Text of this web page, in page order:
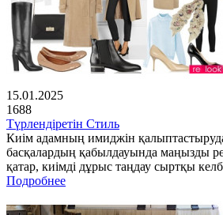
15.01.2025
1688
Түрлендіретін Стиль
Киім адамның имиджін
басқалардың қабылдауында маңызды
қатар, киімді дұрыс таңдау сыртқы
Подробнее